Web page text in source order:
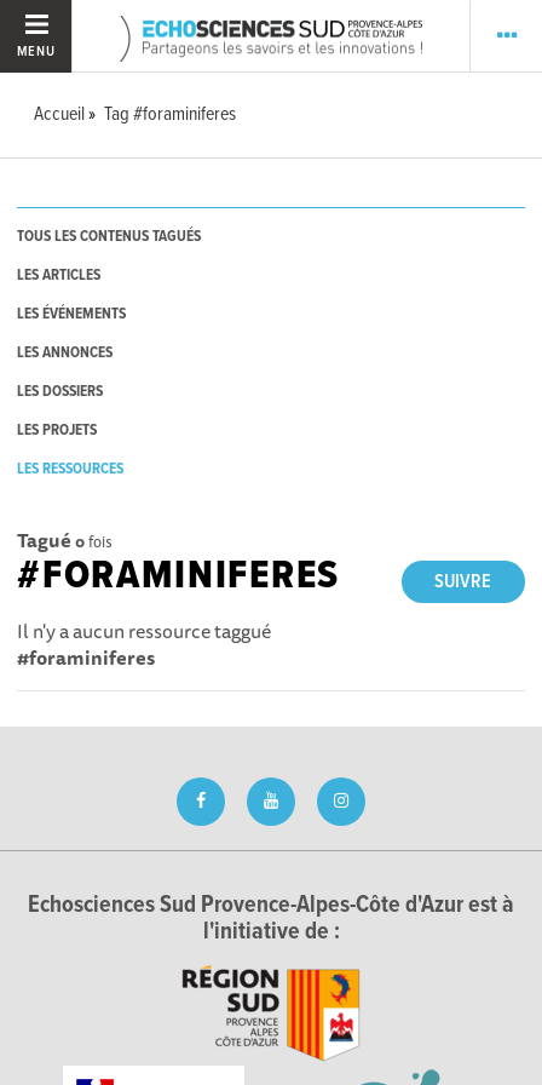
MENU
Accueil Tag #foraminiferes
TOUS LES CONTENUS TAGUÉS
LES ARTICLES
LES ÉVÉNEMENTS
LES ANNONCES
LES DOSSIERS
LES PROJETS
LES RESSOURCES
Tagué 0fois
SUIVRE
#FORAMINIFERES
Il n'y a aucun ressource taggué
#foraminiferes
Echosciences Sud Provence-Alpes-Côte d'Azur est à
l'initiative de :